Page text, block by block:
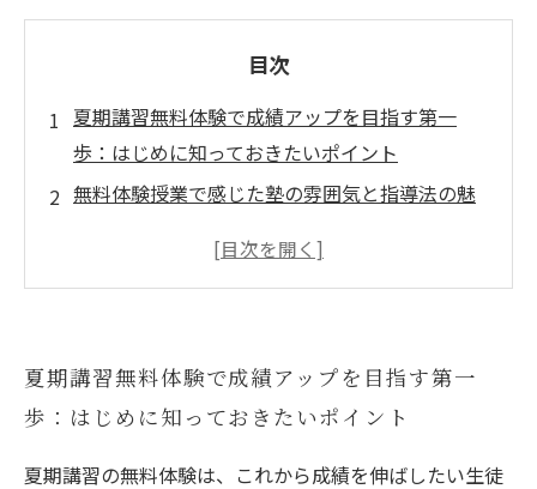
目次
夏期講習無料体験で成績アップを目指す第一
歩：はじめに知っておきたいポイント
無料体験授業で感じた塾の雰囲気と指導法の魅
苦手分野克服の秘訣：夏期講習無料体験を活用
がもたらす効果的な勉強法
無料体験から本受講へ：夏休みの限られた時間
を最大限に活かす成績向上の秘訣
夏期講習無料体験で成績アップを目指す第一
歩：はじめに知っておきたいポイント
夏期講習の無料体験は、これから成績を伸ばしたい生徒